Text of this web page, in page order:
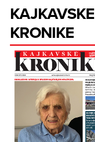
KAJKAVSKE
KRONIKE